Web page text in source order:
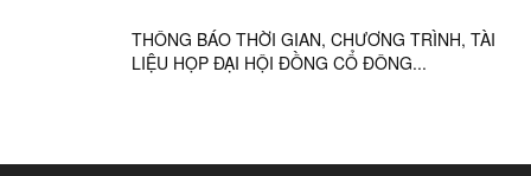
THÔNG BÁO THỜI GIAN, CHƯƠNG TRÌNH, TÀI
LIỆU HỌP ĐẠI HỘI ĐỒNG CỔ ĐÔNG...